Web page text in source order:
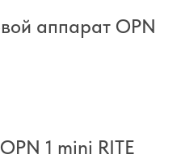
аппарат OPN
1 mini RITE